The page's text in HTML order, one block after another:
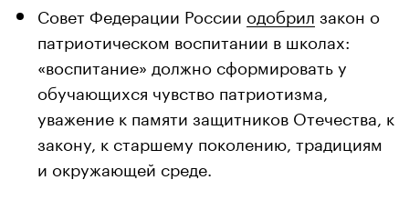
Совет Федерации России одобрил закон о
патриотическом воспитании в школах:
«воспитание» должно сформировать у
обучающихся чувство патриотизма,
уважение к памяти защитников Отечества, к
закону, к старшему поколению, традициям
и окружающей среде.